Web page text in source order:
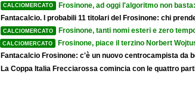
CALCIOMERCATO Frosinone, ad oggi l'algoritmo non
Fantacalcio. I probabili 11 titolari del Frosinone: chi
CALCIOMERCATO Frosinone, tanti nomi esteri e zero
CALCIOMERCATO Frosinone, piace il terzino Norbert
Fantacalcio Frosinone: c'è un nuovo centrocampista da
La Coppa Italia Frecciarossa comincia con le quattro